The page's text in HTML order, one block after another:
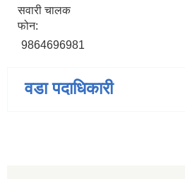
सवारी चालक
फोन:
9864696981
वडा पदाधिकारी